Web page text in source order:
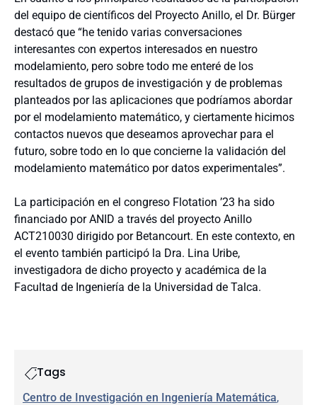
del equipo de científicos del Proyecto Anillo, el Dr. Bürger
destacó que “he tenido varias conversaciones
interesantes con expertos interesados en nuestro
modelamiento, pero sobre todo me enteré de los
resultados de grupos de investigación y de problemas
planteados por las aplicaciones que podríamos abordar
por el modelamiento matemático, y ciertamente hicimos
contactos nuevos que deseamos aprovechar para el
futuro, sobre todo en lo que concierne la validación del
modelamiento matemático por datos experimentales”.
La participación en el congreso Flotation ’23 ha sido
financiado por ANID a través del proyecto Anillo
ACT210030 dirigido por Betancourt. En este contexto, en
el evento también participó la Dra. Lina Uribe,
investigadora de dicho proyecto y académica de la
Facultad de Ingeniería de la Universidad de Talca.
Tags
Centro de Investigación en Ingeniería Matemática